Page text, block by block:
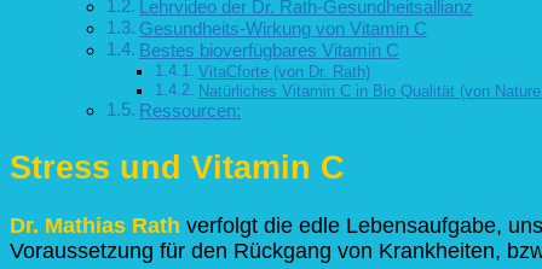
Lehrvideo der Dr. Rath-Gesundheitsallianz
Gesundheits-Wirkung von Vitamin C
Bestes bioverfügbares Vitamin C
VitaCforte (von Dr. Rath)
Natürliches Vitamin C in Bio Qualität (von
Ressourcen:
Stress und Vitamin C
Dr. Mathias Rath verfolgt die edle Lebensaufgabe,
Voraussetzung für den Rückgang von Krankheiten,